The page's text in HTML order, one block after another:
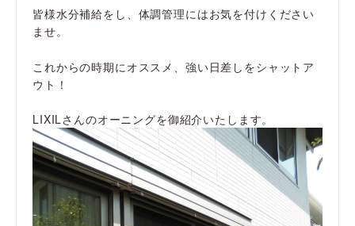
皆様水分補給をし、体調管理にはお気を付けください
ませ。
これからの時期にオススメ、強い日差しをシャットア
ウト！
LIXILさんのオーニングを御紹介いたします。